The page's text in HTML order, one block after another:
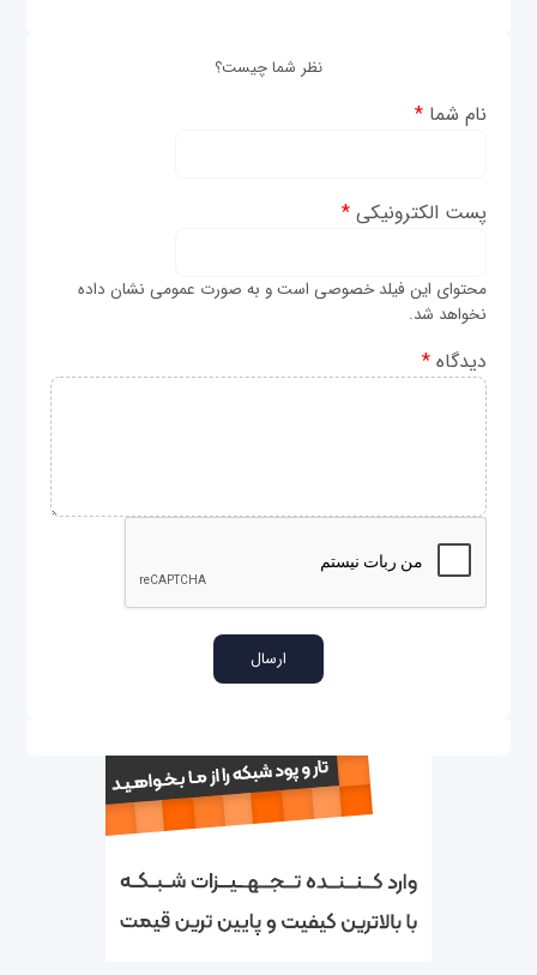
نظر شما چیست؟
نام شما*
پست الکترونیکی*
محتوای این فیلد خصوصی است و به صورت عمومی نشان داده
نخواهد شد.
دیدگاه*